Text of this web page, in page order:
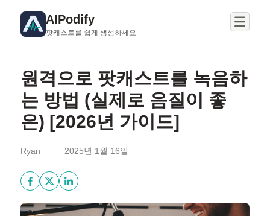
AIPodify
팟캐스트를 쉽게 생성하세요
원격으로 팟캐스트를 녹음하
는 방법 (실제로 음질이 좋
은) [2026년 가이드]
Ryan 2025년 1월 16일